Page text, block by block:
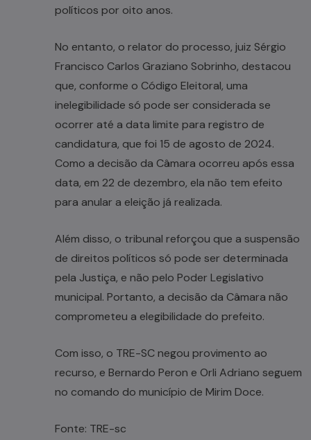
políticos por oito anos.
No entanto, o relator do processo, juiz Sérgio
Francisco Carlos Graziano Sobrinho, destacou
que, conforme o Código Eleitoral, uma
inelegibilidade só pode ser considerada se
ocorrer até a data limite para registro de
candidatura, que foi 15 de agosto de 2024.
Como a decisão da Câmara ocorreu após essa
data, em 22 de dezembro, ela não tem efeito
para anular a eleição já realizada.
Além disso, o tribunal reforçou que a suspensão
de direitos políticos só pode ser determinada
pela Justiça, e não pelo Poder Legislativo
municipal. Portanto, a decisão da Câmara não
comprometeu a elegibilidade do prefeito.
Com isso, o TRE-SC negou provimento ao
recurso, e Bernardo Peron e Orli Adriano seguem
no comando do município de Mirim Doce.
Fonte: TRE-sc